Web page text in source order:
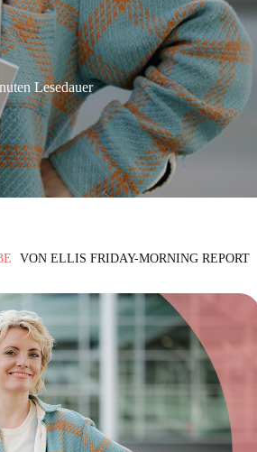
Lesedauer
VON ELLIS FRIDAY-MORNING REPORT